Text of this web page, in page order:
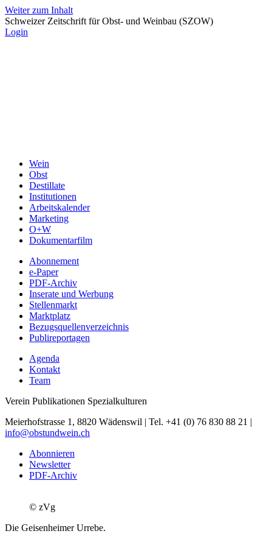
Weiter zum Inhalt
Schweizer Zeitschrift für Obst- und Weinbau (SZOW)
Login
Wein
Obst
Destillate
Institutionen
Arbeitskalender
Marketing
O+W
Dokumentarfilm
Abonnement
e-Paper
PDF-Archiv
Inserate und Werbung
Stellenmarkt
Marktplatz
Bezugsquellenverzeichnis
Publireportagen
Agenda
Kontakt
Team
Verein Publikationen Spezialkulturen
Meierhofstrasse 1, 8820 Wädenswil | Tel. +41 (0) 76 830 88 21 |
info@obstundwein.ch
Abonnieren
Newsletter
PDF-Archiv
© zVg
Die Geisenheimer Urrebe.